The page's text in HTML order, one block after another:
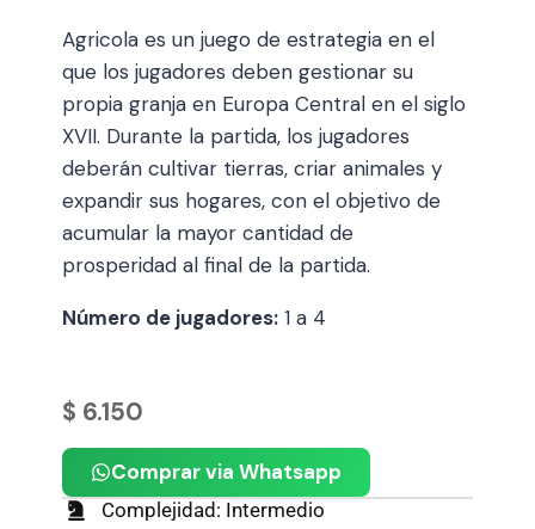
Agricola es un juego de estrategia en el
que los jugadores deben gestionar su
propia granja en Europa Central en el siglo
XVII. Durante la partida, los jugadores
deberán cultivar tierras, criar animales y
expandir sus hogares, con el objetivo de
acumular la mayor cantidad de
prosperidad al final de la partida.
Número de jugadores: 1 a 4
$ 6.150
Comprar via Whatsapp
Complejidad: Intermedio